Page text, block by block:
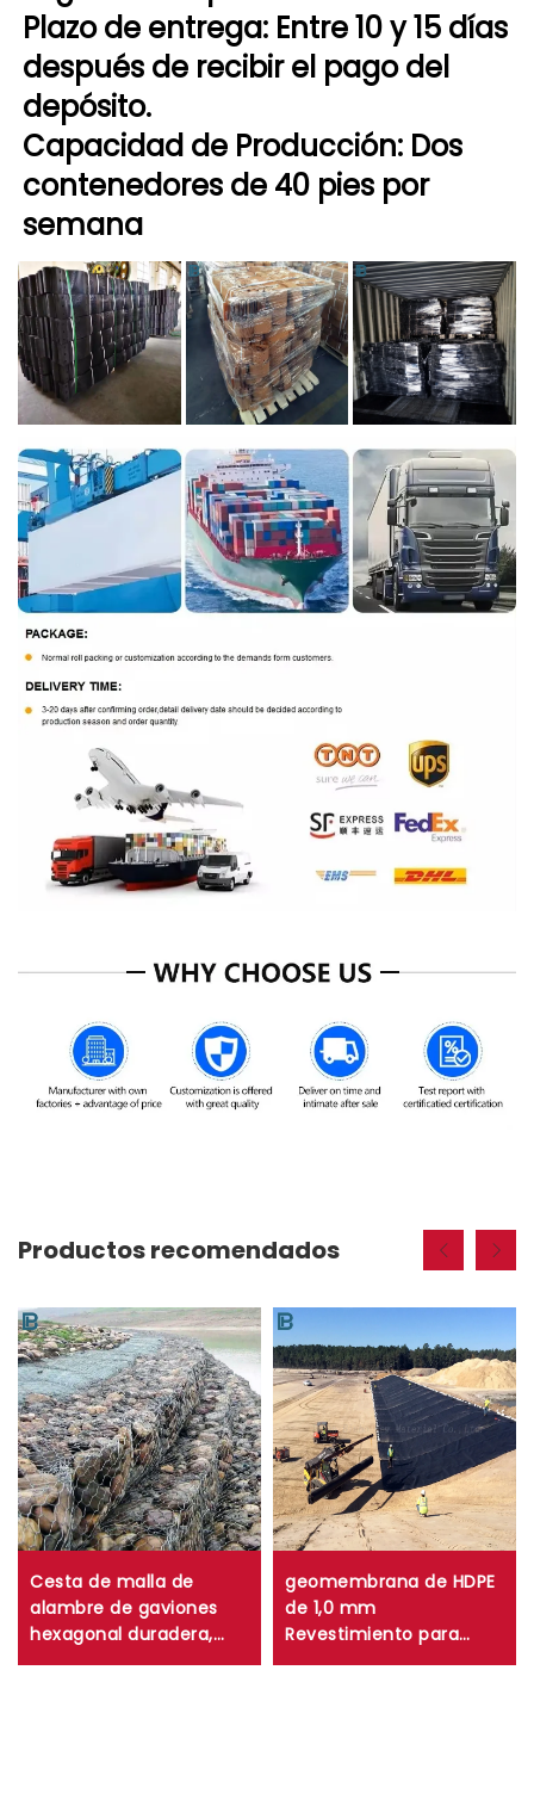
Plazo de entrega: Entre 10 y 15 días
después de recibir el pago del
depósito.
Capacidad de Producción: Dos
contenedores de 40 pies por
semana
Productos recomendados
Cesta de malla de
alambre de gaviones
hexagonal duradera,
caja de gaviones de
geomembrana de HDPE
de 1,0 mm
Revestimiento para
estanque de granjas de